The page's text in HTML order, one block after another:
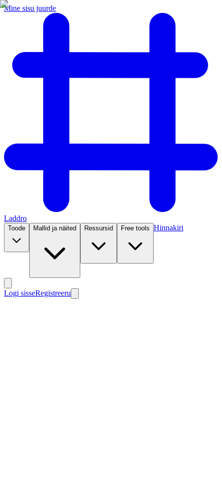
Mine sisu juurde
Laddro
Toode Mallid ja näited Ressursid Free tools Hinnakiri
Logi sisseRegistreeru